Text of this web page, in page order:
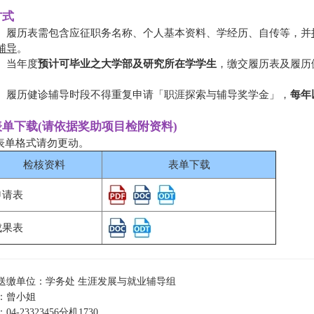
式
履历表需包含应征职务名称、个人基本资料、学经历、自传等，并
导。
当年度预计可毕业之大学部及研究所在学学生 ，缴交履历表及履
履历健诊辅导时段不得重复申请「职涯探索与辅导奖学金」， 每年
下载(请依据奖助项目检附资料)
单格式请勿更动。
检核资料
表单下载
请表
果表
缴单位：学务处 生涯发展与就业辅导组
曾小姐